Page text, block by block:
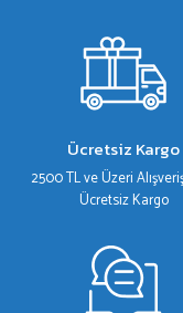
Ürün fiyatı diğer
Bu ürüne benzer farklı
Ücretsiz Kargo
2500 TL ve Üzeri
Ücretsiz Kargo